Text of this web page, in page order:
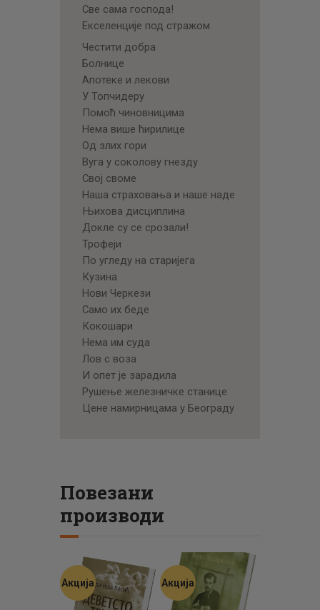
Све сама господа!
Екселенције под стражом
Честити добра
Болнице
Апотеке и лекови
У Топчидеру
Помоћ чиновницима
Нема више ћирилице
Од злих гори
Вуга у соколову гнезду
Свој своме
Наша страховања и наше наде
Њихова дисциплина
Докле су се срозали!
Трофеји
По угледу на старијега
Кузина
Нови Черкези
Само их беде
Кокошари
Нема им суда
Лов с воза
И опет је зарадила
Рушење железничке станице
Цене намирницама у Београду
Повезани
производи
Акција Акција